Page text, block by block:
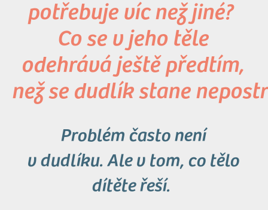
potřebuje víc než jiné?
Co se v jeho těle
odehrává ještě předtím,
než se dudlík stane
Problém často není
v dudlíku. Ale v tom, co tělo
dítěte řeší.